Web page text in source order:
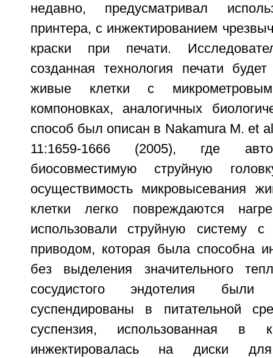
недавно, предусматривал
принтера, с инжектированием
краски при печати.
созданная технология печати
живые клетки с
компоновках, аналогичных
способ был описан в Nakamura М. et
11:1659-1666 (2005), где
биосовместимую струйную
осуществимость микровысевания
клетки легко повреждаются
использовали струйную систему с
приводом, которая была способна
без выделения значительного
сосудистого эндотелия
суспендированы в питательной
суспензия, использованная в
инжектировалась на диски для